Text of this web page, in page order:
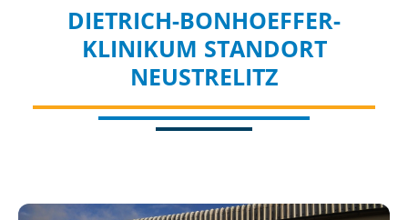
DIETRICH-BONHOEFFER-
KLINIKUM STANDORT
NEUSTRELITZ